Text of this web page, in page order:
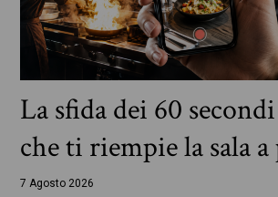
La sfida dei 60
che ti riempie la sala
7 Agosto 2026